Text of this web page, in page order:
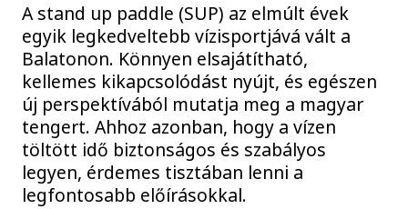
A stand up paddle (SUP) az elmúlt évek
egyik legkedveltebb vízisportjává vált a
Balatonon. Könnyen elsajátítható,
kellemes kikapcsolódást nyújt, és egészen
új perspektívából mutatja meg a magyar
tengert. Ahhoz azonban, hogy a vízen
töltött idő biztonságos és szabályos
legyen, érdemes tisztában lenni a
legfontosabb előírásokkal.